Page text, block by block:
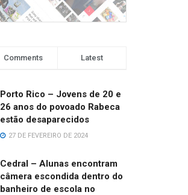
Comments Latest
Porto Rico – Jovens de 20 e
26 anos do povoado Rabeca
estão desaparecidos
27 DE FEVEREIRO DE 2024
Cedral – Alunas encontram
câmera escondida dentro do
banheiro de escola no